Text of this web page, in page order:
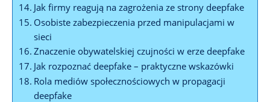
Jak firmy reagują na zagrożenia‌ ze strony deepfake
Osobiste zabezpieczenia‌ przed manipulacjami w
⁤sieci
Znaczenie obywatelskiej czujności w erze deepfake
Jak rozpoznać deepfake – praktyczne wskazówki
Rola mediów społecznościowych w‌ propagacji
‌deepfake